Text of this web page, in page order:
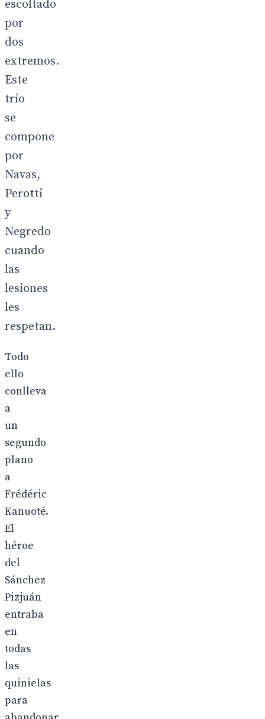
escoltado
por
dos
extremos.
Este
trío
se
compone
por
Navas,
Perotti
y
Negredo
cuando
las
lesiones
les
respetan.
Todo
ello
conlleva
a
un
segundo
plano
a
Frédéric
Kanuoté.
El
héroe
del
Sánchez
Pizjuán
entraba
en
todas
las
quinielas
para